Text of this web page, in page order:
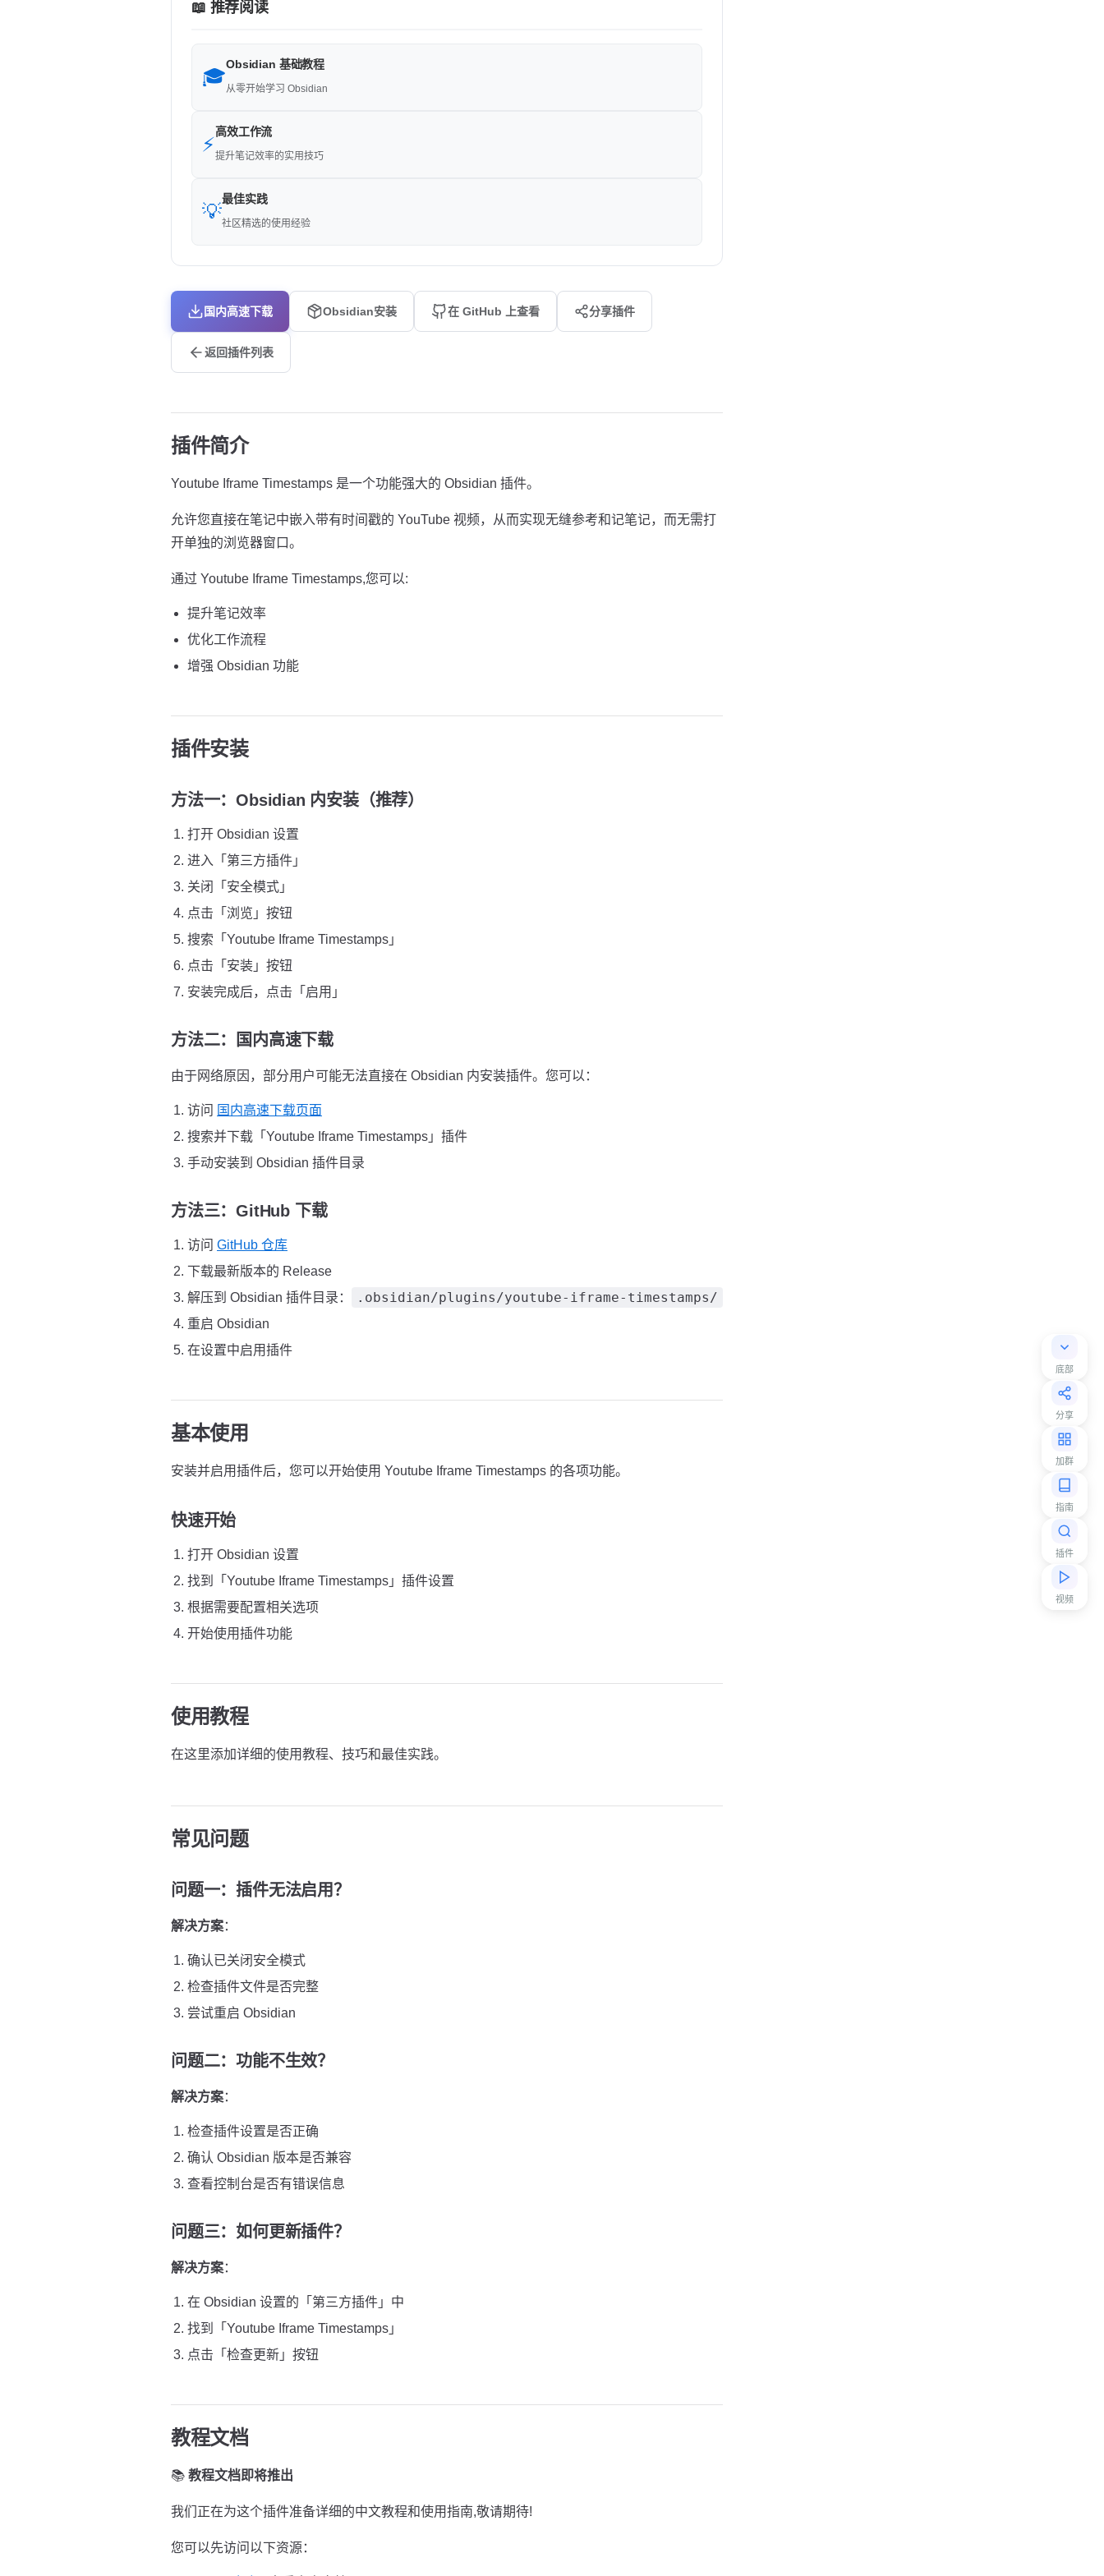
底部
分享
加群
指南
插件
视频
📖 推荐阅读
🎓
Obsidian 基础教程
从零开始学习 Obsidian
⚡
高效工作流
提升笔记效率的实用技巧
💡
最佳实践
社区精选的使用经验
国内高速下载 Obsidian安装 在 GitHub 上查看 分享插件
返回插件列表
插件简介
Youtube Iframe Timestamps 是一个功能强大的 Obsidian 插件。
允许您直接在笔记中嵌入带有时间戳的 YouTube 视频，从而实现无缝参考和记笔记，而无需打
开单独的浏览器窗口。
通过 Youtube Iframe Timestamps,您可以:
提升笔记效率
优化工作流程
增强 Obsidian 功能
插件安装
方法一：Obsidian 内安装（推荐）
打开 Obsidian 设置
进入「第三方插件」
关闭「安全模式」
点击「浏览」按钮
搜索「Youtube Iframe Timestamps」
点击「安装」按钮
安装完成后，点击「启用」
方法二：国内高速下载
由于网络原因，部分用户可能无法直接在 Obsidian 内安装插件。您可以：
访问 国内高速下载页面
搜索并下载「Youtube Iframe Timestamps」插件
手动安装到 Obsidian 插件目录
方法三：GitHub 下载
访问 GitHub 仓库
下载最新版本的 Release
解压到 Obsidian 插件目录：
.obsidian/plugins/youtube-iframe-timestamps/
重启 Obsidian
在设置中启用插件
基本使用
安装并启用插件后，您可以开始使用 Youtube Iframe Timestamps 的各项功能。
快速开始
打开 Obsidian 设置
找到「Youtube Iframe Timestamps」插件设置
根据需要配置相关选项
开始使用插件功能
使用教程
在这里添加详细的使用教程、技巧和最佳实践。
常见问题
问题一：插件无法启用？
解决方案：
确认已关闭安全模式
检查插件文件是否完整
尝试重启 Obsidian
问题二：功能不生效？
解决方案：
检查插件设置是否正确
确认 Obsidian 版本是否兼容
查看控制台是否有错误信息
问题三：如何更新插件？
解决方案：
在 Obsidian 设置的「第三方插件」中
找到「Youtube Iframe Timestamps」
点击「检查更新」按钮
教程文档
📚 教程文档即将推出
我们正在为这个插件准备详细的中文教程和使用指南,敬请期待!
您可以先访问以下资源：